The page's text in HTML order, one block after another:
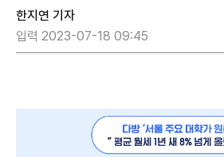
한지연 기자
입력 2023-07-18 09:45